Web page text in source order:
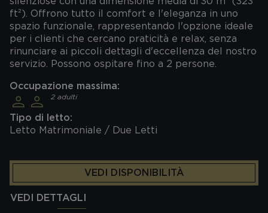
ft²). Offrono tutto il comfort e l'eleganza in uno
spazio funzionale, rappresentando l'opzione ideale
per i clienti che cercano praticità e relax, senza
rinunciare ai piccoli dettagli d'eccellenza del nostro
servizio. Possono ospitare fino a 2 persone.
Occupazione massima:
2 adulti
Tipo di letto:
Letto Matrimoniale / Due Letti
VEDI DISPONIBILITÀ
VEDI DETTAGLI